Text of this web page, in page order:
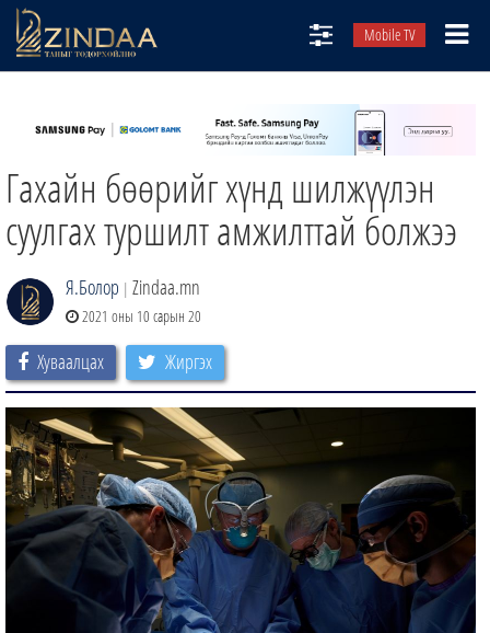
Mobile TV
ТВ8
ӨГЛӨӨНИЙ СОНИН
ЗИНДАА СЭТГҮҮЛ
Гахайн бөөрийг хүнд шилжүүлэн
суулгах туршилт амжилттай болжээ
Я.Болор | Zindaa.mn
2021 оны 10 сарын 20
Хуваалцах Жиргэх